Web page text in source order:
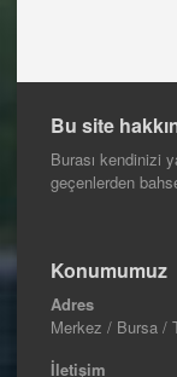
Bu site
Burası kendinizi
geçenlerden
Konumumuz
Adres
Merkez / Bursa /
İletişim